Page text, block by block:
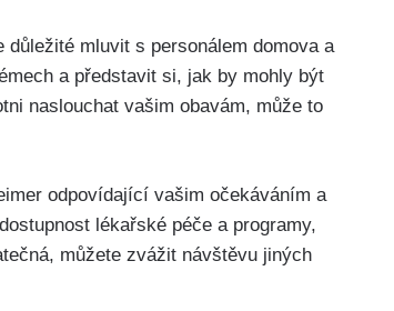
mluvit s personálem domova a
a představit si, jak by mohly být
naslouchat vašim obavám, může to
odpovídající vašim očekáváním a
lékařské péče a programy,
můžete zvážit návštěvu jiných